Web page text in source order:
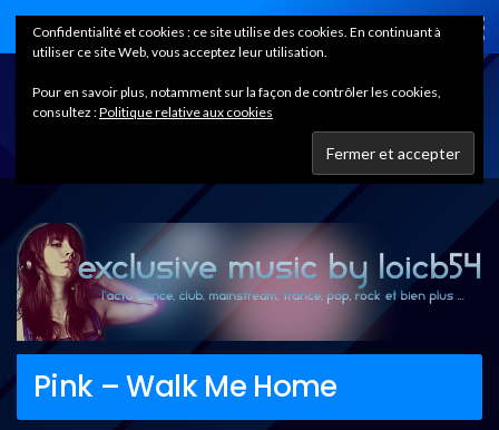
Home
Pink – Walk Me Home
Confidentialité et cookies : ce site utilise des cookies. En continuant à
utiliser ce site Web, vous acceptez leur utilisation.
Pour en savoir plus, notamment sur la façon de contrôler les cookies,
consultez :Politique relative aux cookies